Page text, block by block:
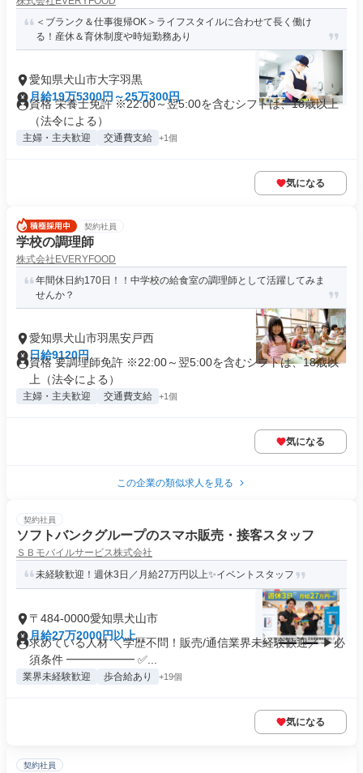
＜ブランク＆仕事復帰OK＞ライフスタイルに合わせて長く働け
る！産休＆育休制度や時短勤務あり
愛知県犬山市大字羽黒
月給19万5300円～25万300円
資格 栄養士免許 ※22:00～翌5:00を含むシフトは、18歳以上
（法令による）
主婦・主夫歓迎 交通費支給 +1個
気になる
契約社員
学校の調理師
株式会社EVERYFOOD
年間休日約170日！！中学校の給食室の調理師として活躍してみま
せんか？
愛知県犬山市羽黒安戸西
日給9120円
資格 要調理師免許 ※22:00～翌5:00を含むシフトは、18歳以
上（法令による）
主婦・主夫歓迎 交通費支給 +1個
気になる
この企業の類似求人を見る
契約社員
ソフトバンクグループのスマホ販売・接客スタッフ
ＳＢモバイルサービス株式会社
未経験歓迎！週休3日／月給27万円以上✨イベントスタッフ
〒484-0000愛知県犬山市
月給27万2000円以上
求めている人材 ＼学歴不問！販売/通信業界未経験歓迎／ ▶必
須条件 ━━━━━━ ✅...
業界未経験歓迎 歩合給あり +19個
気になる
契約社員